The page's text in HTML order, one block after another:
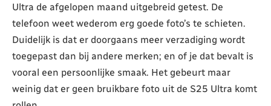
Ultra de afgelopen maand uitgebreid getest. De
telefoon weet wederom erg goede foto’s te schieten.
Duidelijk is dat er doorgaans meer verzadiging wordt
toegepast dan bij andere merken; en of je dat bevalt is
vooral een persoonlijke smaak. Het gebeurt maar
weinig dat er geen bruikbare foto uit de S25 Ultra komt